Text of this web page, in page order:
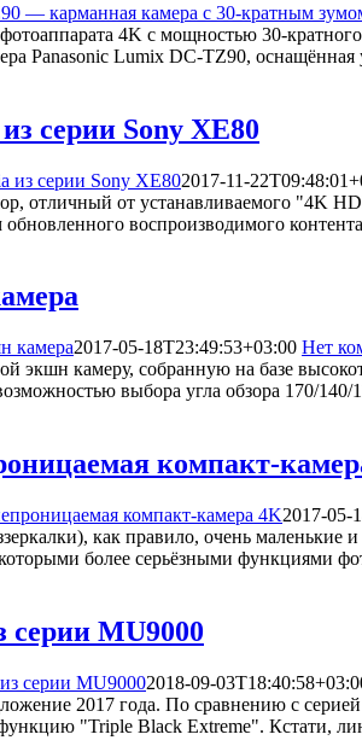
— карманная камера с 30-кратным
4K с мощностью 30-
Panasonic Lumix DC-TZ90,
серии Sony XE80
из серии Sony XE802017-11-
отличный от устанавливаемого "4K
воспроизводимого
камера2017-05-18T23:49:53+03:00 Нет
экшн камеру, собранную на базе
выбора угла обзора 170/
компакт-
компакт-камера 4K2017-05-
как правило, очень маленькие
более серьёзными функциями
серии MU9000
серии MU90002018-09-
2017 года. По сравнению с
"Triple Black Extreme". Кстати,